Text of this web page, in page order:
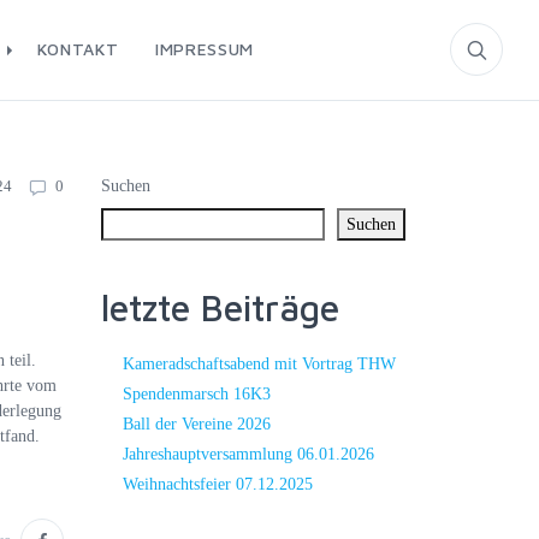
KONTAKT IMPRESSUM
0
teil.
vom
Suchen
Suchen
letzte Beiträge
Kameradschaftsabend mit Vortrag THW
Spendenmarsch 16K3
Ball der Vereine 2026
Jahreshauptversammlung 06.01.2026
Weihnachtsfeier 07.12.2025